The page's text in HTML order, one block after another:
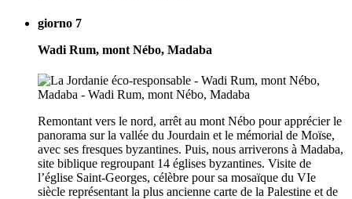
giorno 7
Wadi Rum, mont Nébo, Madaba
Remontant vers le nord, arrêt au mont Nébo pour apprécier le
panorama sur la vallée du Jourdain et le mémorial de Moïse,
avec ses fresques byzantines. Puis, nous arriverons à Madaba,
site biblique regroupant 14 églises byzantines. Visite de
l’église Saint-Georges, célèbre pour sa mosaïque du VIe
siècle représentant la plus ancienne carte de la Palestine et de